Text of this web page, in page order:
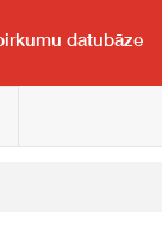
datubāze